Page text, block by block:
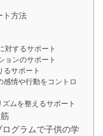
ト方法
対するサポート
ョンのサポート
るサポート
感情や行動をコントロ
ムを整えるサポート
グラムで子供の学